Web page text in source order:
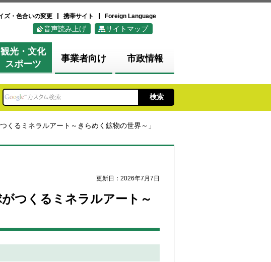
ズ・色合いの変更 携帯サイト Foreign Language
音声読み上げ サイトマップ
観光・文化
スポーツ
事業者向け 市政情報
くるミネラルアート～きらめく鉱物の世界～」
更新日：2026年7月7日
つくるミネラルアート～